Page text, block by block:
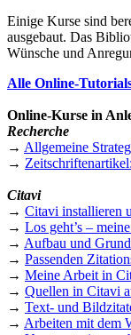
Einige Kurse sind
ausgebaut. Das
Wünsche und
Alle Online-
Online-Kurse in
Recherche
→ Allgemeine
→
Citavi
→ Citavi installieren
→ Los geht’s –
→ Aufbau und
→ Passenden
→ Meine Arbeit in
→ Quellen in Citavi
→ Text- und
→ Arbeiten mit dem